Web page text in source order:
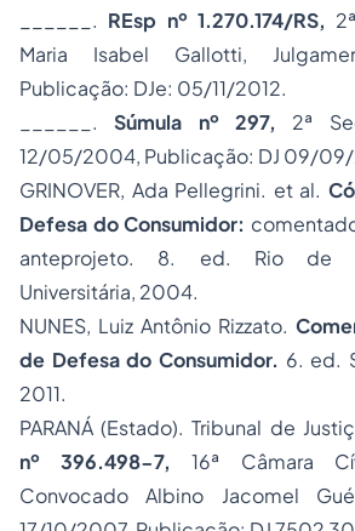
______. REsp nº 1.270.174/RS,
Maria Isabel Gallotti,
Publicação: DJe: 05/11/2012.
______. Súmula nº 297, 2ª
12/05/2004, Publicação: DJ 09/
GRINOVER, Ada Pellegrini. et al.
Defesa do Consumidor:
anteprojeto. 8. ed. Rio de
Universitária, 2004.
NUNES, Luiz Antônio Rizzato.
de Defesa do Consumidor. 6. ed.
2011.
PARANÁ (Estado). Tribunal de
nº 396.498-7,
16ª Câmara
Convocado Albino Jacomel